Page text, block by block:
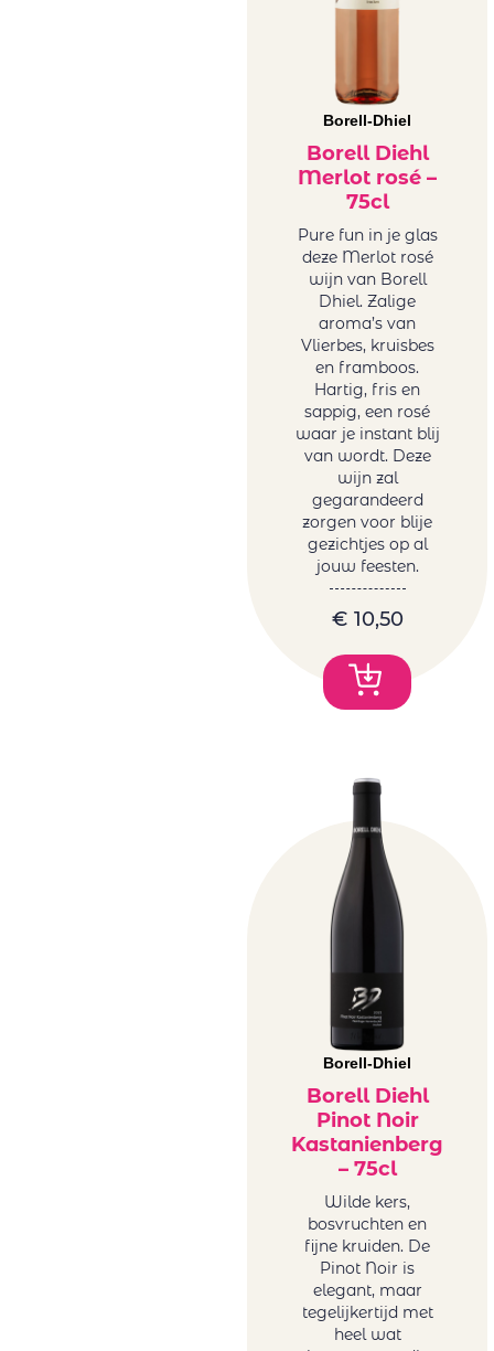
Borell-Dhiel
Borell Diehl
Merlot rosé –
75cl
Pure fun in je glas
deze Merlot rosé
wijn van Borell
Dhiel. Zalige
aroma’s van
Vlierbes, kruisbes
en framboos.
Hartig, fris en
sappig, een rosé
waar je instant blij
van wordt. Deze
wijn zal
gegarandeerd
zorgen voor blije
gezichtjes op al
jouw feesten.
€ 10,50
Borell-Dhiel
Borell Diehl
Pinot Noir
Kastanienberg
– 75cl
Wilde kers,
bosvruchten en
fijne kruiden. De
Pinot Noir is
elegant, maar
tegelijkertijd met
heel wat